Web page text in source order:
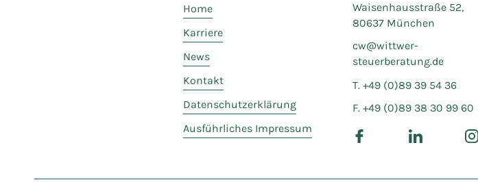
Home
Karriere
News
Kontakt
Datenschutzerklärung
Ausführliches Impressum
Waisenhausstraße 52,
80637 München
cw@wittwer-
steuerberatung.de
T. +49 (0)89 39 54 36
F. +49 (0)89 38 30 99 60